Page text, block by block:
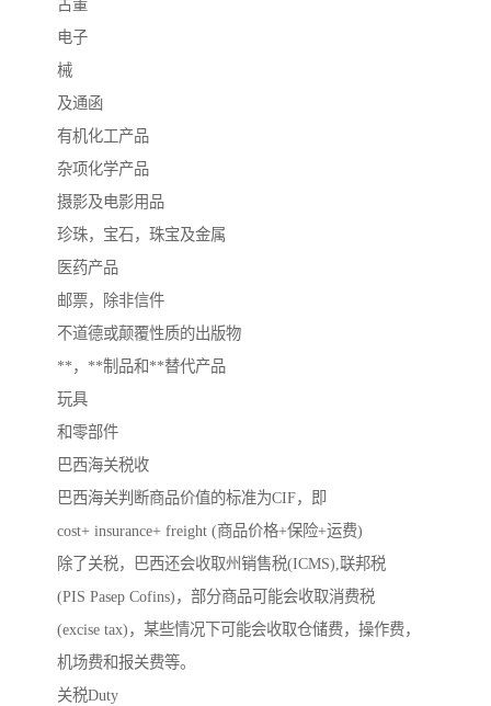
古董
电子
械
及通函
有机化工产品
杂项化学产品
摄影及电影用品
珍珠，宝石，珠宝及金属
医药产品
邮票，除非信件
不道德或颠覆性质的出版物
**，**制品和**替代产品
玩具
和零部件
巴西海关税收
巴西海关判断商品价值的标准为CIF，即
cost+ insurance+ freight (商品价格+保险+运费)
除了关税，巴西还会收取州销售税(ICMS),联邦税
(PIS Pasep Cofins)，部分商品可能会收取消费税
(excise tax)，某些情况下可能会收取仓储费，操作费，
机场费和报关费等。
关税Duty